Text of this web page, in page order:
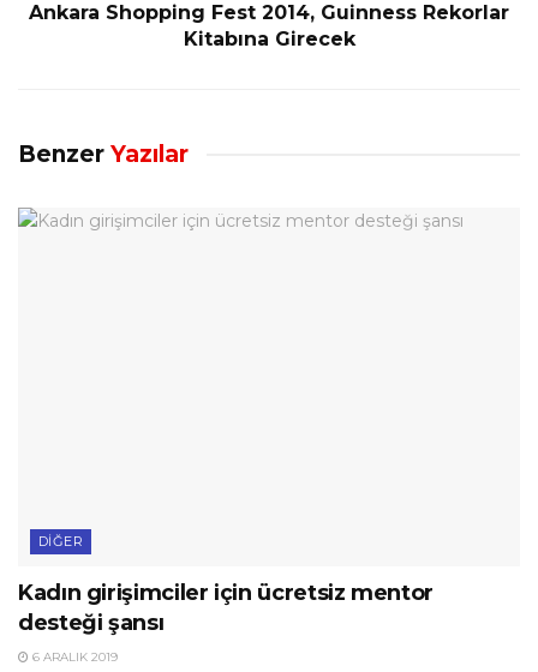
Ankara Shopping Fest 2014, Guinness Rekorlar
Kitabına Girecek
Benzer Yazılar
DIĞER
Kadın girişimciler için ücretsiz mentor
desteği şansı
6 ARALIK 2019